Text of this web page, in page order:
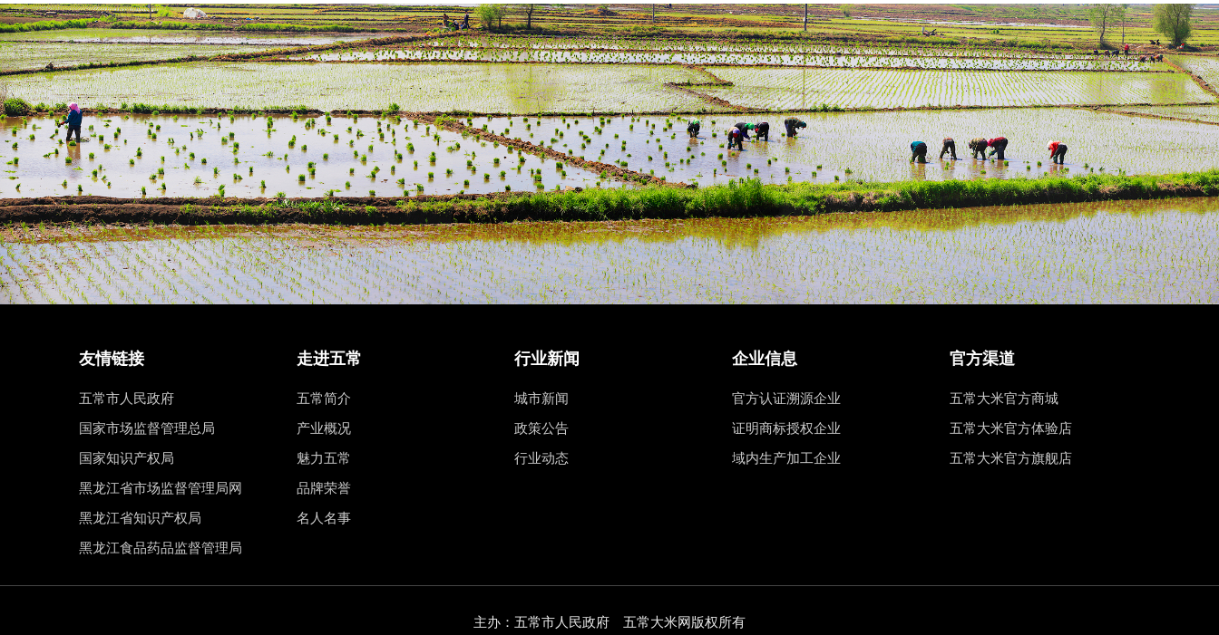
友情链接
五常市人民政府
国家市场监督管理总局
国家知识产权局
黑龙江省市场监督管理局网
黑龙江省知识产权局
黑龙江食品药品监督管理局
走进五常
五常简介
产业概况
魅力五常
品牌荣誉
名人名事
行业新闻
城市新闻
政策公告
行业动态
企业信息
官方认证溯源企业
证明商标授权企业
域内生产加工企业
官方渠道
五常大米官方商城
五常大米官方体验店
五常大米官方旗舰店
主办：五常市人民政府 五常大米网版权所有